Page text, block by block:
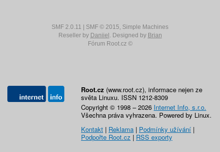
SMF 2.0.11 SMF © 2015, Simple Machines
Reseller by Daniiel . Designed by Brian
Fórum Root.cz ©
Root.cz (www.root.cz), informace nejen ze
světa Linuxu. ISSN 1212-8309
Copyright © 1998 – 2026 Internet Info, s.r.o.
Všechna práva vyhrazena. Powered by Linux.
Kontakt | Reklama | Podmínky užívání |
Podpořte Root.cz | RSS exporty